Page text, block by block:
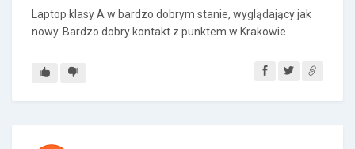
Laptop klasy A w bardzo dobrym stanie, wyglądający jak
nowy. Bardzo dobry kontakt z punktem w Krakowie.